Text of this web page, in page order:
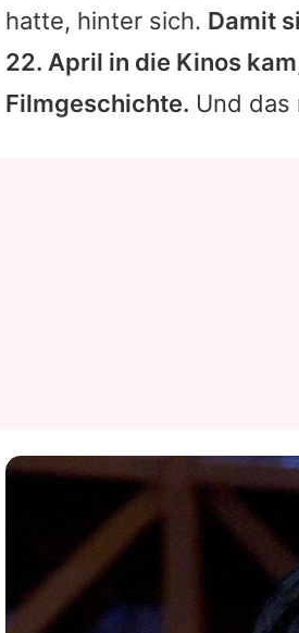
hatte, hinter sich. Damit
22. April in die Kinos
Filmgeschichte. Und das